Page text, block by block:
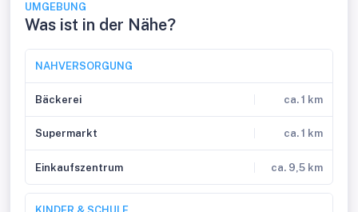
UMGEBUNG
Was ist in der Nähe?
NAHVERSORGUNG
Bäckerei ca. 1 km
Supermarkt ca. 1 km
Einkaufszentrum ca. 9,5 km